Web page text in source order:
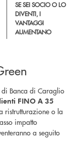
SE SEI SOCIO O LO
DIVENTI, I
VANTAGGI
AUMENTANO
di Banca di Caraglio
FINO A 35
ristrutturazione o la
impatto
a seguito